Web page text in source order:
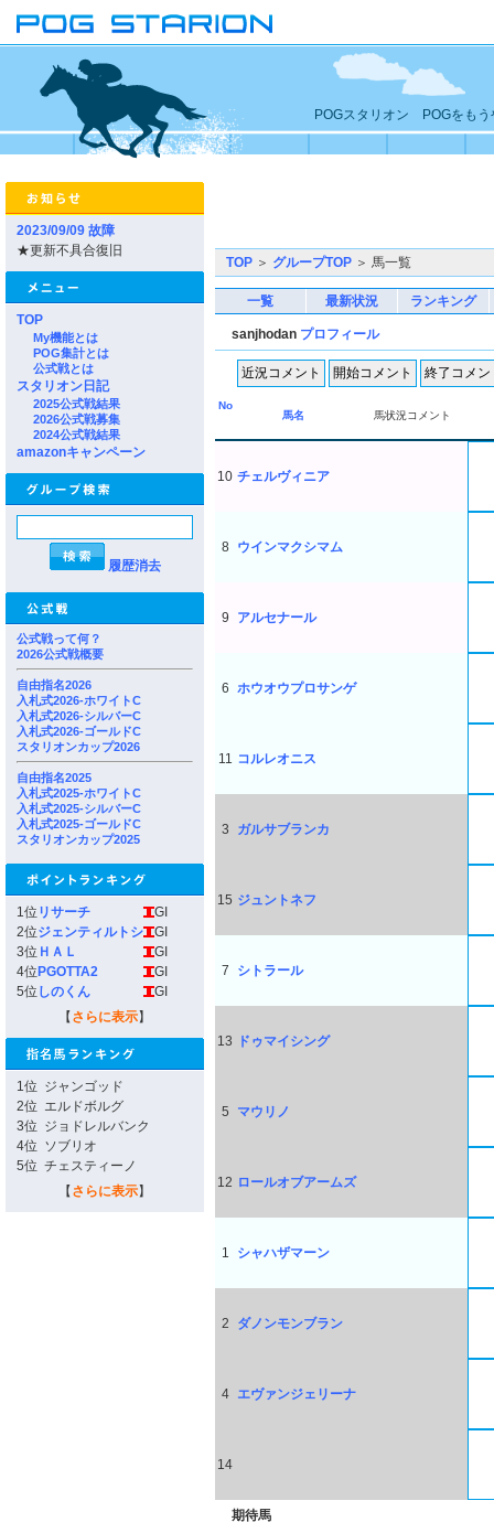
POGスタリオン POGをもう
2023/09/09 故障
★更新不具合復旧
TOP
My機能とは
POG集計とは
公式戦とは
スタリオン日記
2025公式戦結果
2026公式戦募集
2024公式戦結果
amazonキャンペーン
履歴消去
公式戦って何？
2026公式戦概要
自由指名2026
入札式2026-ホワイトC
入札式2026-シルバーC
入札式2026-ゴールドC
スタリオンカップ2026
自由指名2025
入札式2025-ホワイトC
入札式2025-シルバーC
入札式2025-ゴールドC
スタリオンカップ2025
1位 リサーチ
GI
2位ジェンティルトシ
GI
3位 ＨＡＬ
GI
4位 PGOTTA2
GI
5位 しのくん
GI
【 さらに表示】
1位 ジャンゴッド
2位 エルドボルグ
3位 ジョドレルバンク
4位 ソブリオ
5位 チェスティーノ
【 さらに表示】
TOP ＞ グループTOP ＞ 馬一覧
一覧 最新状況 ランキング
sanjhodan プロフィール
No
馬名
馬状況コメント
10 チェルヴィニア
8 ウインマクシマム
9 アルセナール
6 ホウオウプロサンゲ
11 コルレオニス
3 ガルサブランカ
15 ジュントネフ
7 シトラール
13 ドゥマイシング
5 マウリノ
12 ロールオブアームズ
1 シャハザマーン
2 ダノンモンブラン
4 エヴァンジェリーナ
14
期待馬